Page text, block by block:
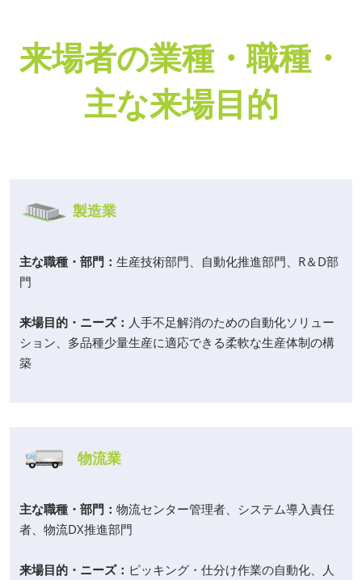
来場者の業種・職種・
主な来場目的
製造業
主な職種・部門： 生産技術部門、自動化推進部門、R＆D部
門
来場目的・ニーズ： 人手不足解消のための自動化ソリュー
ション、多品種少量生産に適応できる柔軟な生産体制の構
築
物流業
主な職種・部門： 物流センター管理者、システム導入責任
者、物流DX推進部門
来場目的・ニーズ： ピッキング・仕分け作業の自動化、人